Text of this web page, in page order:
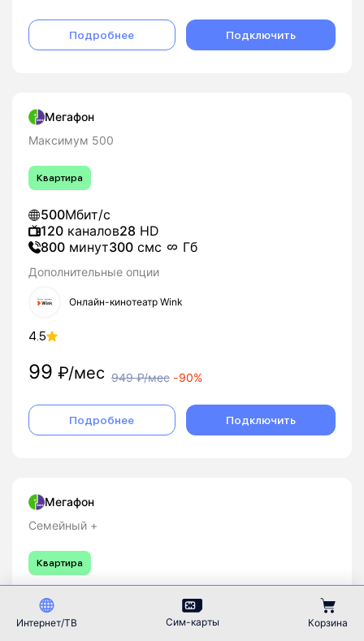
Подробнее Подключить
Мегафон
Максимум 500
Квартира
500Мбит/с
120 каналов28 HD
800 минут300 смс Гб
Дополнительные опции
Онлайн-кинотеатр Wink
4.5
99 ₽/мес 949₽/мес -90%
Подробнее Подключить
Мегафон
Семейный +
Квартира
100
120каналов
1500
Гб
Интернет/ТВ Сим-карты Корзина